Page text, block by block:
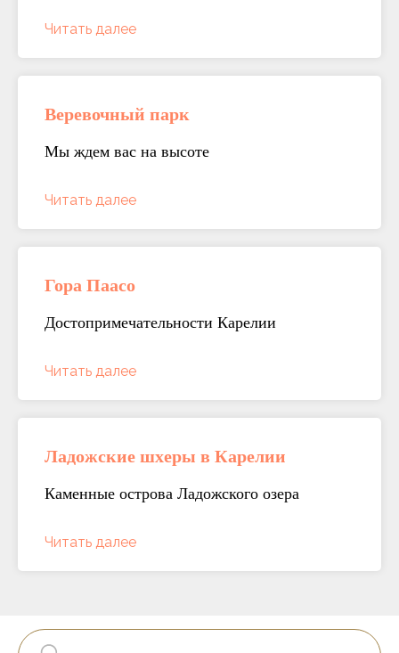
Читать далее
Веревочный парк
Мы ждем вас на высоте
Читать далее
Гора Паасо
Достопримечательности Карелии
Читать далее
Ладожские шхеры в Карелии
Каменные острова Ладожского озера
Читать далее